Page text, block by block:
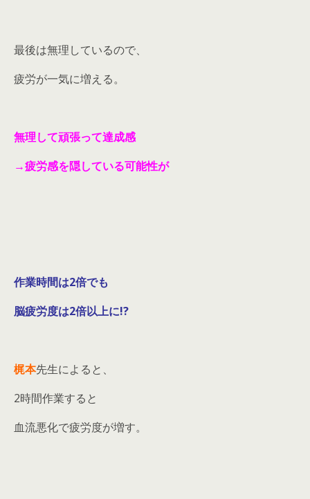
最後は無理しているので、
疲労が一気に増える。
無理して頑張って達成感
→疲労感を隠している可能性が
作業時間は2倍でも
脳疲労度は2倍以上に!?
梶本先生によると、
2時間作業すると
血流悪化で疲労度が増す。